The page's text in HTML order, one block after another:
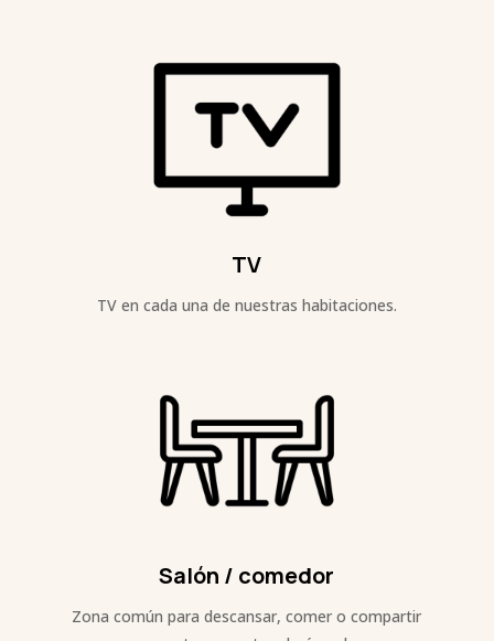
TV
TV en cada una de nuestras habitaciones.
Salón / comedor
Zona común para descansar, comer o compartir